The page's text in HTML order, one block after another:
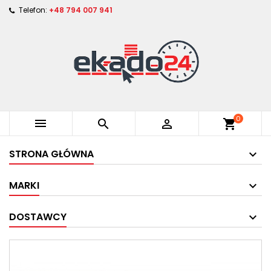
Telefon: +48 794 007 941
   shopping_cart0
STRONA GŁÓWNA
MARKI
DOSTAWCY